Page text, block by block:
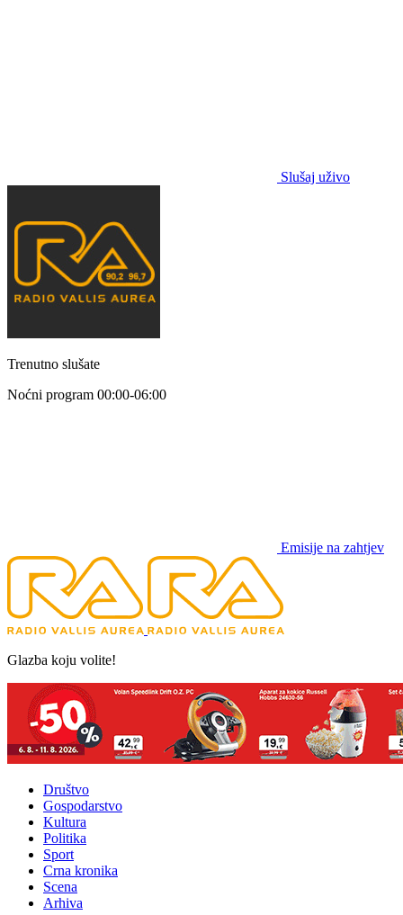
Slušaj uživo
Trenutno slušate
Noćni program 00:00-06:00
Emisije na zahtjev
Glazba koju volite!
Društvo
Gospodarstvo
Kultura
Politika
Sport
Crna kronika
Scena
Arhiva